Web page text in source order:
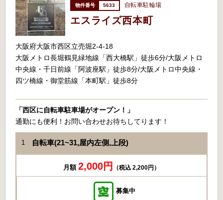
5633 自転車駐輪場
エスライズ西本町
大阪府大阪市西区立売堀2-4-18
大阪メトロ長堀鶴見緑地線「西大橋駅」徒歩6分/大阪メトロ
中央線・千日前線「阿波座駅」徒歩8分/大阪メトロ中央線・
四ツ橋線・御堂筋線「本町駅」徒歩8分
「西区に自転車駐車場がオープン！」
通勤にも便利！お問い合わせお待ちしてります！
1 自転車(21~31,屋内左側,上段)
月額 2,000円 （税込 2,200円）
募集中